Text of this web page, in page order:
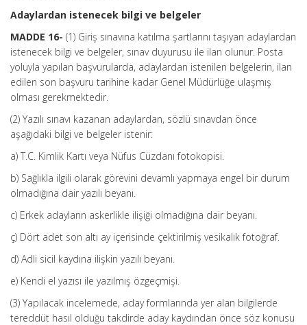
Adaylardan istenecek bilgi ve belgeler
MADDE 16- (1) Giriş sınavına katılma şartlarını taşıyan adaylardan
istenecek bilgi ve belgeler, sınav duyurusu ile ilan olunur. Posta
yoluyla yapılan başvurularda, adaylardan istenilen belgelerin, ilan
edilen son başvuru tarihine kadar Genel Müdürlüğe ulaşmış
olması gerekmektedir.
(2) Yazılı sınavı kazanan adaylardan, sözlü sınavdan önce
aşağıdaki bilgi ve belgeler istenir:
a) T.C. Kimlik Kartı veya Nüfus Cüzdanı fotokopisi.
b) Sağlıkla ilgili olarak görevini devamlı yapmaya engel bir durum
olmadığına dair yazılı beyanı.
c) Erkek adayların askerlikle ilişiği olmadığına dair beyanı.
ç) Dört adet son altı ay içerisinde çektirilmiş vesikalık fotoğraf.
d) Adli sicil kaydına ilişkin yazılı beyanı.
e) Kendi el yazısı ile yazılmış özgeçmişi.
(3) Yapılacak incelemede, aday formlarında yer alan bilgilerde
tereddüt hasıl olduğu takdirde aday kaydından önce söz konusu